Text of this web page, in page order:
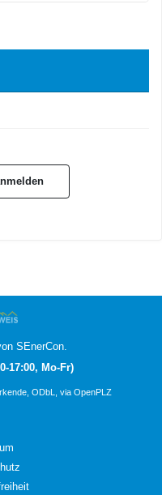
SEnerCon.
17:00, Mo-Fr)
, ODbL, via OpenPLZ